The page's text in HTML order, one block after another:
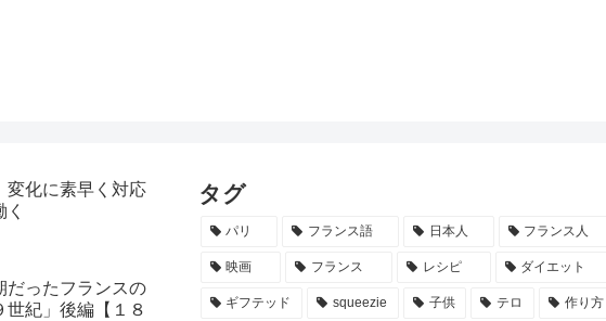
変化に素早く対応
だったフランスの
世紀」後編【１８
タグ
パリ フランス語 日本人 フランス人
映画 フランス レシピ ダイエット
ギフテッド squeezie 子供 テロ 作り方